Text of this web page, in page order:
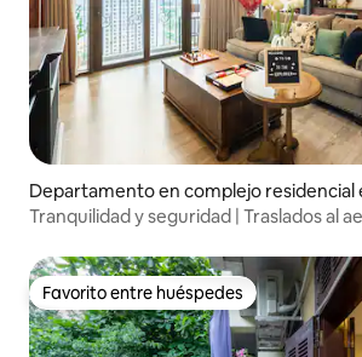
Departamento en complejo residencial
ồ
Tranquilidad y seguridad | Traslados al
Favorito entre huéspedes
Favorito entre huéspedes